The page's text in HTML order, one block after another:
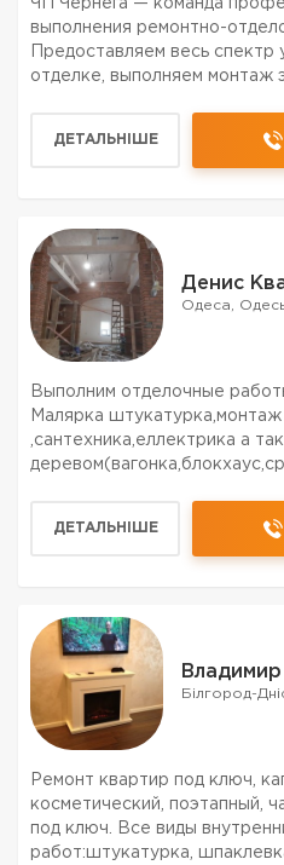
ЧП Чернега — команда
выполнения ремонтно-
Предоставляем весь спектр
отделке, выполняем монтаж
по Виннице , области, Украин...
ДЕТАЛЬНІШЕ
Денис
Одеса,
Выполним отделочные
Малярка штукатурка,монтаж
,сантехника,еллектрика а
ДЕТАЛЬНІШЕ
Білгород-
Ремонт квартир под ключ,
косметический, поэтапный,
под ключ. Все виды
работ:штукатурка,